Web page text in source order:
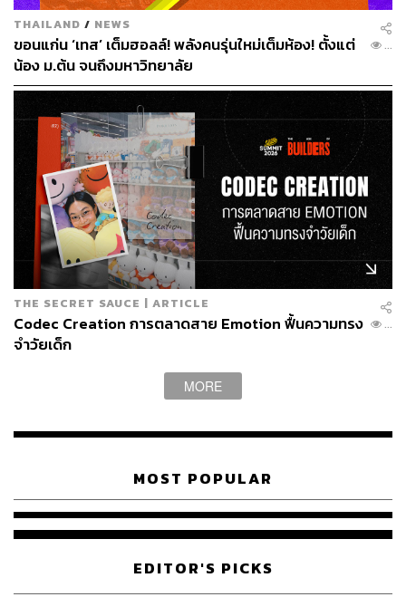
THAILAND / NEWS
ขอนแก่น ‘เทส’ เต็มฮอลล์! พลังคนรุ่นใหม่เต็มห้อง! ตั้งแต่
น้อง ม.ต้น จนถึงมหาวิทยาลัย
...
THE SECRET SAUCE | ARTICLE
Codec Creation การตลาดสาย Emotion ฟื้นความทรง
จำวัยเด็ก
...
MORE
MOST POPULAR
EDITOR'S PICKS